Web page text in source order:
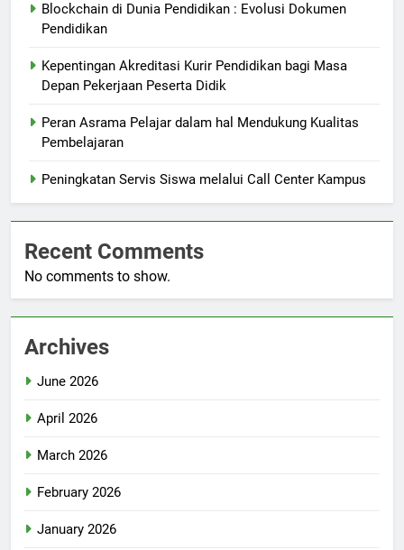
Blockchain di Dunia Pendidikan : Evolusi Dokumen
Pendidikan
Kepentingan Akreditasi Kurir Pendidikan bagi Masa
Depan Pekerjaan Peserta Didik
Peran Asrama Pelajar dalam hal Mendukung Kualitas
Pembelajaran
Peningkatan Servis Siswa melalui Call Center Kampus
Recent Comments
No comments to show.
Archives
June 2026
April 2026
March 2026
February 2026
January 2026